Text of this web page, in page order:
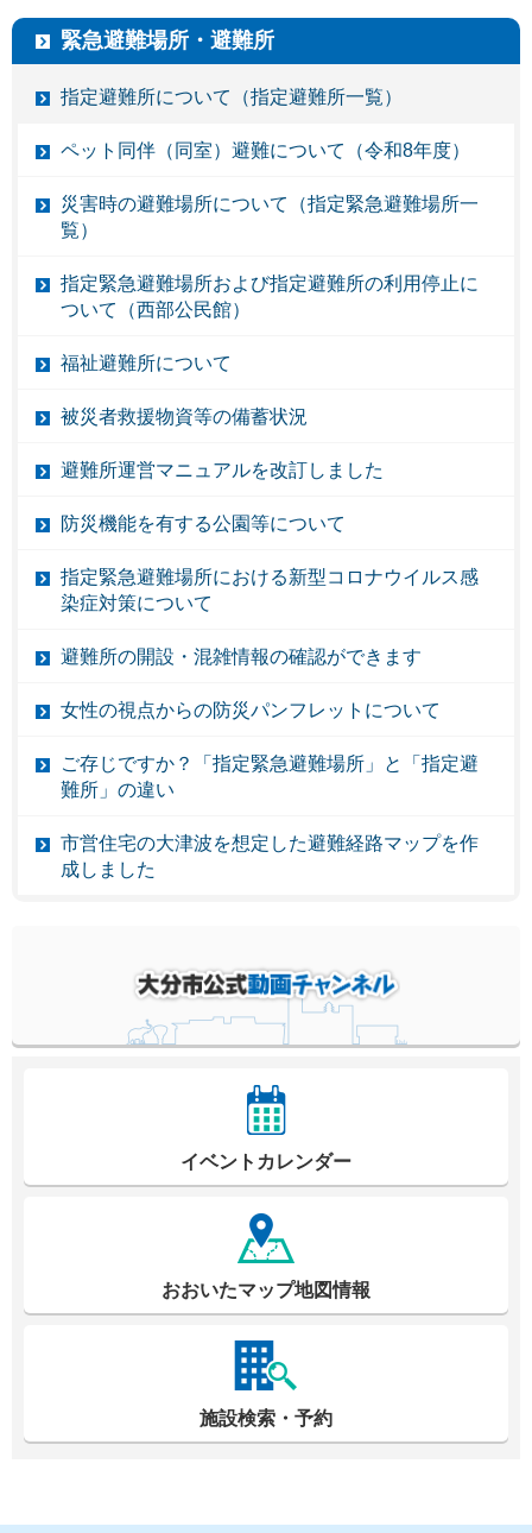
緊急避難場所・避難所
指定避難所について（指定避難所一覧）
ペット同伴（同室）避難について（令和8年度）
災害時の避難場所について（指定緊急避難場所一
覧）
指定緊急避難場所および指定避難所の利用停止に
ついて（西部公民館）
福祉避難所について
被災者救援物資等の備蓄状況
避難所運営マニュアルを改訂しました
防災機能を有する公園等について
指定緊急避難場所における新型コロナウイルス感
染症対策について
避難所の開設・混雑情報の確認ができます
女性の視点からの防災パンフレットについて
ご存じですか？「指定緊急避難場所」と「指定避
難所」の違い
市営住宅の大津波を想定した避難経路マップを作
成しました
イベントカレンダー
おおいたマップ地図情報
施設検索・予約